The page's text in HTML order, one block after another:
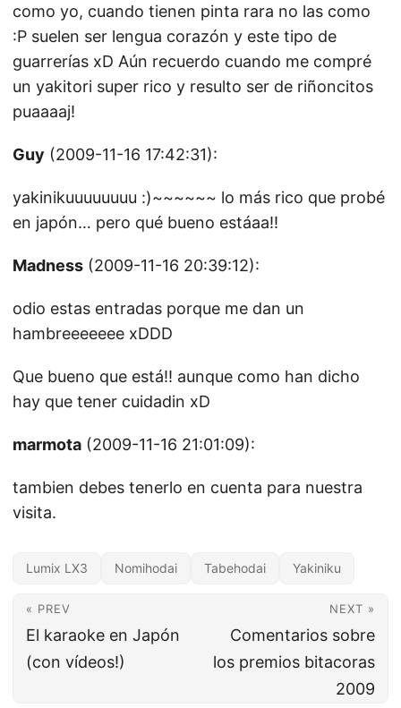
como yo, cuando tienen pinta rara no las como
:P suelen ser lengua corazón y este tipo de
guarrerías xD Aún recuerdo cuando me compré
un yakitori super rico y resulto ser de riñoncitos
puaaaaj!
Guy (2009-11-16 17:42:31):
yakinikuuuuuuuu :)~~~~~~ lo más rico que probé
en japón… pero qué bueno estáaa!!
Madness (2009-11-16 20:39:12):
odio estas entradas porque me dan un
hambreeeeeee xDDD
Que bueno que está!! aunque como han dicho
hay que tener cuidadin xD
marmota (2009-11-16 21:01:09):
tambien debes tenerlo en cuenta para nuestra
visita.
Lumix LX3 Nomihodai Tabehodai Yakiniku
« PREV
El karaoke en Japón
(con vídeos!)
NEXT »
Comentarios sobre
los premios bitacoras
2009